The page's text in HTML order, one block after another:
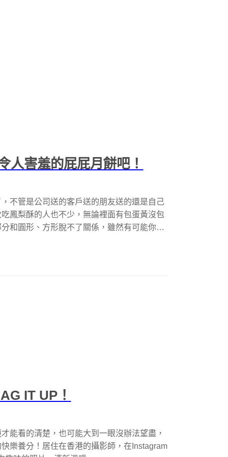
人害羞的屁屁月餅吧！
不管是公司送的客戶送的朋友送的還是自己
鳳梨酥的人也不少，無論裡面有包蛋黃沒包
和圓形、方形脫不了關係，雖然有可能你
IT UP！
能看的清楚，也可能大到一眼沒辦法望盡，
樂養分！居住在香港的攝影師，在Instagram